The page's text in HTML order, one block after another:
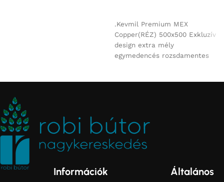
.Kevmil Premium MEX
Copper(RÉZ) 500x500 Exkluzív
design extra mély
egymedencés rozsdamentes
Információk Általános